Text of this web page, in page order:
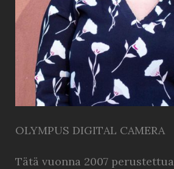
OLYMPUS DIGITAL CAMERA
Tätä vuonna 2007 perustettua